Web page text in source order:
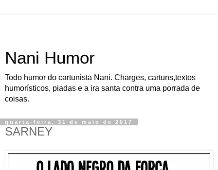
Nani Humor
Todo humor do cartunista Nani. Charges, cartuns,textos
humorísticos, piadas e a ira santa contra uma porrada de
coisas.
quarta-feira, 31 de maio de 2017
SARNEY